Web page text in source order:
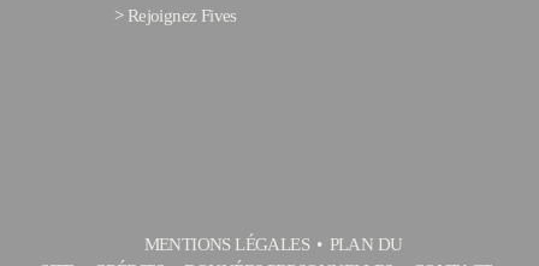
> Rejoignez Fives
MENTIONS LÉGALES
PLAN DU